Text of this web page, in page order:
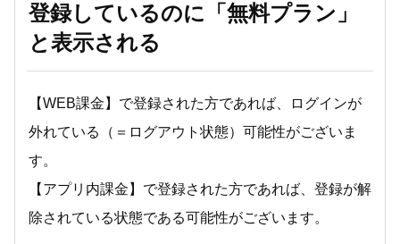
登録しているのに「無料プラン」
と表示される
【WEB課金】で登録された方であれば、ログインが
外れている（＝ログアウト状態）可能性がございま
す。
【アプリ内課金】で登録された方であれば、登録が解
除されている状態である可能性がございます。